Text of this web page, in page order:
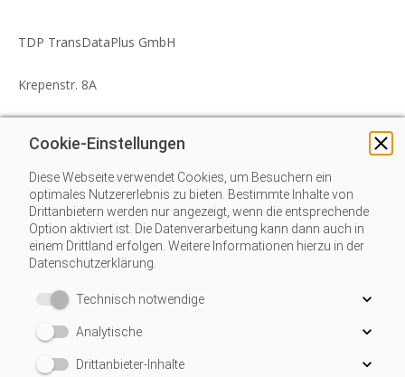
TDP TransDataPlus GmbH
Krepenstr. 8A
Tel.: 0511/54 20 85 30
Mail: info@transdataplus.de
Cookie-Einstellungen
Diese Webseite verwendet Cookies, um Besuchern ein
optimales Nutzererlebnis zu bieten. Bestimmte Inhalte von
Drittanbietern werden nur angezeigt, wenn die entsprechende
Option aktiviert ist. Die Datenverarbeitung kann dann auch in
einem Drittland erfolgen. Weitere Informationen hierzu in der
Datenschutzerklärung.
Technisch notwendige
Analytische
Drittanbieter-Inhalte